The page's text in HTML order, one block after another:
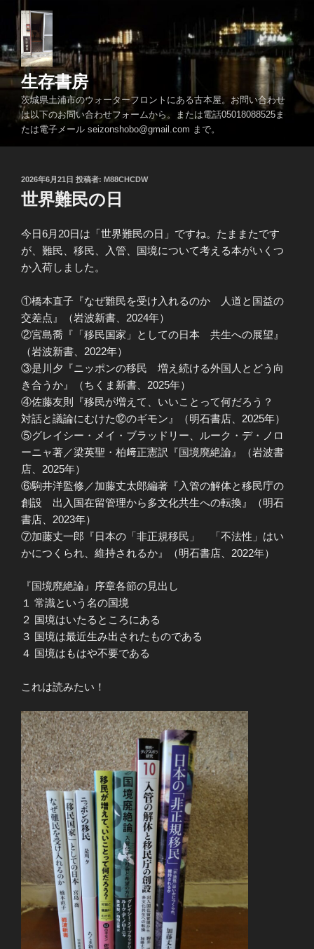
ン
ツ
生存書房
茨城県土浦市のウォーターフロントにある古本屋。お問い合わせ
は以下のお問い合わせフォームから。または電話05018088525ま
たは電子メール seizonshobo@gmail.com まで。
投
稿
日:
2026年6月21日 投稿者: M88CHCDW
世界難民の日
今日6月20日は「世界難民の日」ですね。たままたです
が、難民、移民、入管、国境について考える本がいくつ
か入荷しました。
①橋本直子『なぜ難民を受け入れるのか 人道と国益の
交差点』（岩波新書、2024年）
②宮島喬『「移民国家」としての日本 共生への展望』
（岩波新書、2022年）
③是川夕『ニッポンの移民 増え続ける外国人とどう向
き合うか』（ちくま新書、2025年）
④佐藤友則『移民が増えて、いいことって何だろう？
対話と議論にむけた⑫のギモン』（明石書店、2025年）
⑤グレイシー・メイ・ブラッドリー、ルーク・デ・ノロ
ーニャ著／梁英聖・柏﨑正憲訳『国境廃絶論』（岩波書
店、2025年）
⑥駒井洋監修／加藤丈太郎編著『入管の解体と移民庁の
創設 出入国在留管理から多文化共生への転換』（明石
書店、2023年）
⑦加藤丈一郎『日本の「非正規移民」 「不法性」はい
かにつくられ、維持されるか』（明石書店、2022年）
『国境廃絶論』序章各節の見出し
１ 常識という名の国境
２ 国境はいたるところにある
３ 国境は最近生み出されたものである
４ 国境はもはや不要である
これは読みたい！